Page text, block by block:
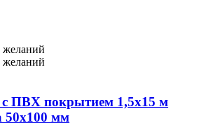
желаний
желаний
с ПВХ покрытием 1,5х15 м
50х100 мм